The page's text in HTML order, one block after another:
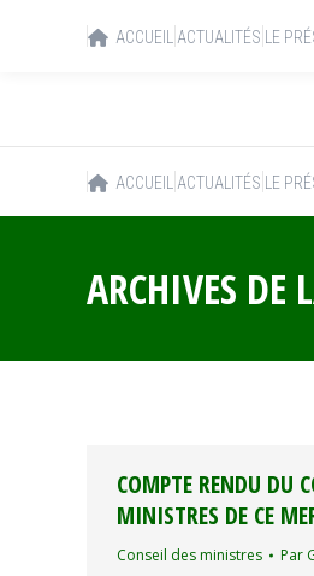
ACCUEIL ACTUALITÉS LE
ARCHIVES DE
COMPTE RENDU DU
MINISTRES DE CE
Conseil des ministres Par
ACCUEIL ACTUALITÉS LE